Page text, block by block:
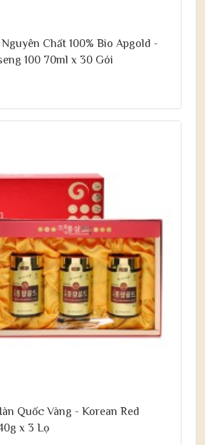
Chất 100% Bio Apgold -
100 70ml x 30 Gói
Quốc Vàng - Korean Red
x 3 Lọ